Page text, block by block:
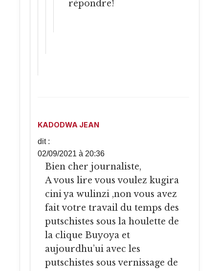
répondre!
KADODWA JEAN
dit :
02/09/2021 à 20:36
Bien cher journaliste,
A vous lire vous voulez kugira
cini ya wulinzi ,non vous avez
fait votre travail du temps des
putschistes sous la houlette de
la clique Buyoya et
aujourdhu’ui avec les
putschistes sous vernissage de